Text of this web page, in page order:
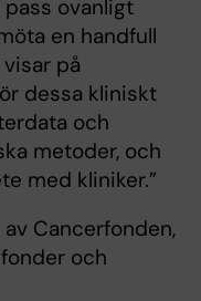
ovanligt
en handfull
på
dessa kliniskt
och
metoder, och
med kliniker.”
Cancerfonden,
och